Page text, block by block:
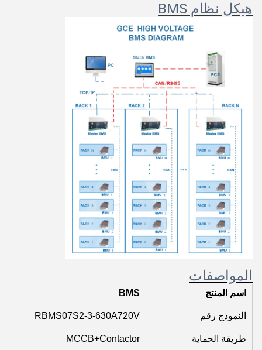
هيكل نظام BMS
المواصفات
اسم المنتج BMS
النموذج رقم RBMS07S2-3-630A720V
طريقة الحماية MCCB+Contactor